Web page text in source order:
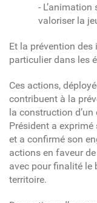
- L’animation
valoriser la
Et la prévention des
particulier dans les
Ces actions,
contribuent à la
la construction
Président a
et a confirmé son
actions en faveur
avec pour finalité le
territoire.